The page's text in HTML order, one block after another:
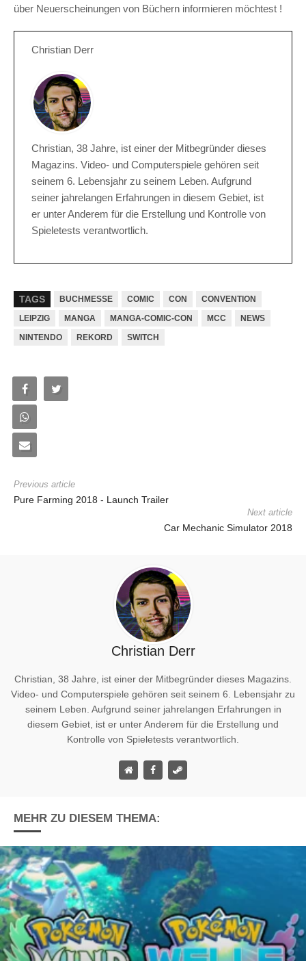
über Neuerscheinungen von Büchern informieren möchtest !
Christian Derr
Christian, 38 Jahre, ist einer der Mitbegründer dieses
Magazins. Video- und Computerspiele gehören seit
seinem 6. Lebensjahr zu seinem Leben. Aufgrund
seiner jahrelangen Erfahrungen in diesem Gebiet, ist
er unter Anderem für die Erstellung und Kontrolle von
Spieletests verantwortlich.
TAGS BUCHMESSE COMIC CON
CONVENTION
LEIPZIG
MANGA MANGA-COMIC-CON MCC
NEWS
NINTENDO
REKORD SWITCH
Previous article
Pure Farming 2018 - Launch Trailer
Next article
Car Mechanic Simulator 2018
Christian Derr
Christian, 38 Jahre, ist einer der Mitbegründer dieses Magazins.
Video- und Computerspiele gehören seit seinem 6. Lebensjahr zu
seinem Leben. Aufgrund seiner jahrelangen Erfahrungen in
diesem Gebiet, ist er unter Anderem für die Erstellung und
Kontrolle von Spieletests verantwortlich.
MEHR ZU DIESEM THEMA: